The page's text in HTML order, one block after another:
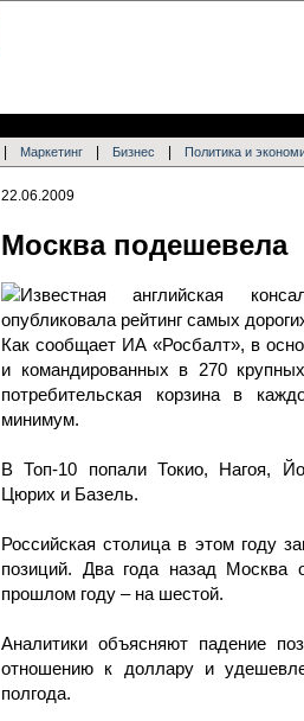
Маркетинг Бизнес Политика и
22.06.2009
Москва подешевела
Известная английская
опубликовала рейтинг самых
Как сообщает ИА «Росбалт», в
и командированных в 270
потребительская корзина в
минимум.
В Топ-10 попали Токио, Нагоя,
Цюрих и Базель.
Российская столица в этом году
позиций. Два года назад Москва
прошлом году – на шестой.
Аналитики объясняют падение
отношению к доллару и
полгода.